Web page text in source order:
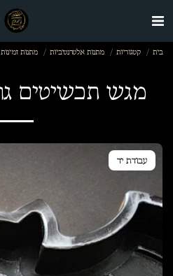
בית קטגוריות מתנות אלטרנטיביות מתנות זמינות
מגש תכשיטים
עבודת יד